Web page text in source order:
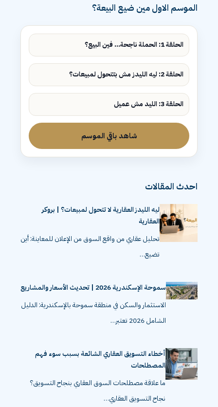
الموسم الاول مين ضيع البيعة؟
الحلقة 1: الحملة ناجحة... فين البيع؟
الحلقة 2: ليه الليدز مش بتتحول لمبيعات؟
الحلقة 3: الليد مش عميل
شاهد باقي الموسم
احدث المقالات
ليه الليدز العقارية لا تتحول لمبيعات؟ | بروكر
العقارية
تحليل عقاري من واقع السوق من الإعلان للمعاينة: أين
تضيع…
سموحة الإسكندرية 2026 | تحديث الأسعار والمشاريع
الاستثمار والسكن في منطقة سموحة بالإسكندرية: الدليل
الشامل 2026 تعتبر…
أخطاء التسويق العقاري الشائعة بسبب سوء فهم
المصطلحات
ما علاقة مصطلحات السوق العقاري بنجاح التسويق؟
نجاح التسويق العقاري…